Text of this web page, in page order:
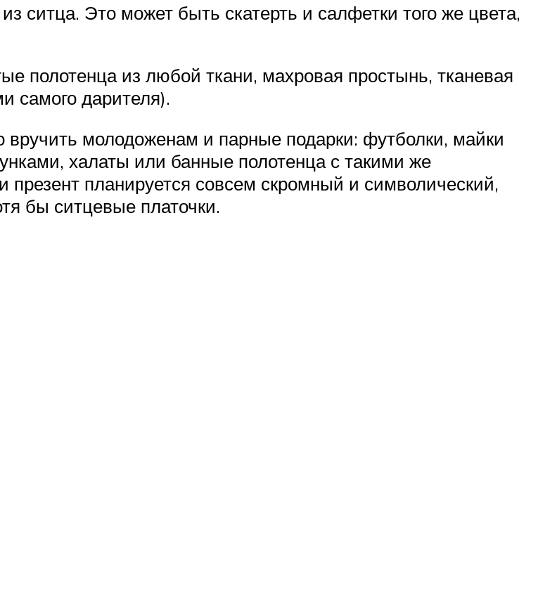
ситца. Это может быть скатерть и салфетки того же цвета,
полотенца из любой ткани, махровая простынь, тканевая
самого дарителя).
молодоженам и парные подарки: футболки, майки
халаты или банные полотенца с такими же
планируется совсем скромный и символический,
бы ситцевые платочки.